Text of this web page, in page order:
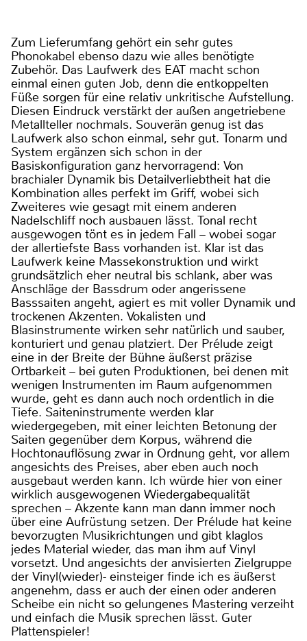
Zum Lieferumfang gehört ein sehr gutes
Phonokabel ebenso dazu wie alles benötigte
Zubehör. Das Laufwerk des EAT macht schon
einmal einen guten Job, denn die entkoppelten
Füße sorgen für eine relativ unkritische Aufstellung.
Diesen Eindruck verstärkt der außen angetriebene
Metallteller nochmals. Souverän genug ist das
Laufwerk also schon einmal, sehr gut. Tonarm und
System ergänzen sich schon in der
Basiskonfiguration ganz hervorragend: Von
brachialer Dynamik bis Detailverliebtheit hat die
Kombination alles perfekt im Griff, wobei sich
Zweiteres wie gesagt mit einem anderen
Nadelschliff noch ausbauen lässt. Tonal recht
ausgewogen tönt es in jedem Fall – wobei sogar
der allertiefste Bass vorhanden ist. Klar ist das
Laufwerk keine Massekonstruktion und wirkt
grundsätzlich eher neutral bis schlank, aber was
Anschläge der Bassdrum oder angerissene
Basssaiten angeht, agiert es mit voller Dynamik und
trockenen Akzenten. Vokalisten und
Blasinstrumente wirken sehr natürlich und sauber,
konturiert und genau platziert. Der Prélude zeigt
eine in der Breite der Bühne äußerst präzise
Ortbarkeit – bei guten Produktionen, bei denen mit
wenigen Instrumenten im Raum aufgenommen
wurde, geht es dann auch noch ordentlich in die
Tiefe. Saiteninstrumente werden klar
wiedergegeben, mit einer leichten Betonung der
Saiten gegenüber dem Korpus, während die
Hochtonauflösung zwar in Ordnung geht, vor allem
angesichts des Preises, aber eben auch noch
ausgebaut werden kann. Ich würde hier von einer
wirklich ausgewogenen Wiedergabequalität
sprechen – Akzente kann man dann immer noch
über eine Aufrüstung setzen. Der Prélude hat keine
bevorzugten Musikrichtungen und gibt klaglos
jedes Material wieder, das man ihm auf Vinyl
vorsetzt. Und angesichts der anvisierten Zielgruppe
der Vinyl(wieder)- einsteiger finde ich es äußerst
angenehm, dass er auch der einen oder anderen
Scheibe ein nicht so gelungenes Mastering verzeiht
und einfach die Musik sprechen lässt. Guter
Plattenspieler!